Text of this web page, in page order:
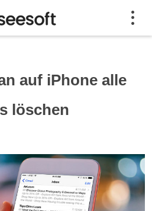
auf iPhone alle
löschen